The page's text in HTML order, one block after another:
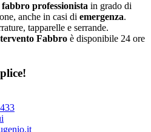
fabbro professionista in grado di
anche in casi di emergenza.
tapparelle e serrande.
Fabbro è disponibile 24 ore